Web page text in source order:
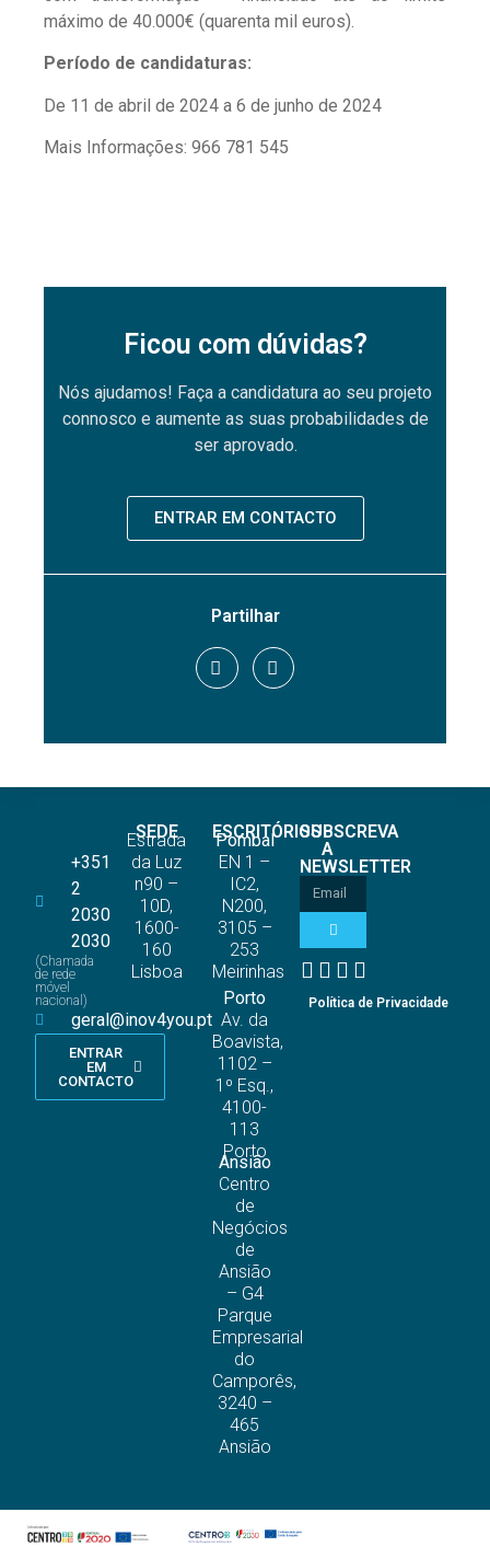
máximo de 40.000€ (quarenta mil euros).
Período de candidaturas:
De 11 de abril de 2024 a 6 de junho de 2024
Mais Informações: 966 781 545
Ficou com dúvidas?
Nós ajudamos! Faça a candidatura ao seu projeto
connosco e aumente as suas probabilidades de
ser aprovado.
ENTRAR EM CONTACTO
Partilhar
+351
2
2030
2030
(Chamada
de rede
móvel
nacional)
geral@inov4you.pt
ENTRAR
EM
CONTACTO
SEDE
Estrada
da Luz
n90 –
10D,
1600-
160
Lisboa
ESCRITÓRIOS
Pombal
EN 1 –
IC2,
N200,
3105 –
253
Meirinhas
Porto
Av. da
Boavista,
1102 –
1º Esq.,
4100-
113
Porto
Ansião
Centro
de
Negócios
de
Ansião
– G4
Parque
Empresarial
do
Camporês,
3240 –
465
Ansião
SUBSCREVA
A
NEWSLETTER
Política de Privacidade